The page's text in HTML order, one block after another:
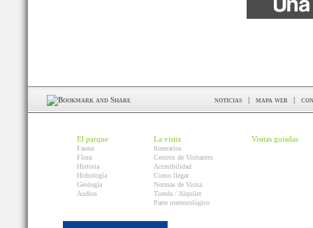
noticias | mapa web |
El parque
Fauna
Flora
Historia
Hidrología
Geología
Audios
La visita
Itinerarios
Centros de Visitantes
Accesibilidad
Como llegar
Normas de Visita
Tienda / Alquiler
Parte meteorológico
Visitas guiadas